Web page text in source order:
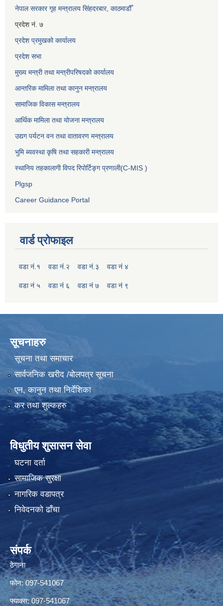
नेपाल सरकार गृह मन्त्रालय सिंहदरबार, काठमाडौँ
प्रदेश नं. ७
प्रदेश प्रमुखको कार्यालय
प्रदेश सभा
मुख्य मन्त्री तथा मन्त्रीपरिषदको कार्यालय
आन्तरिक मामिला तथा कानुन मन्त्रालय
सामाजिक विकास मन्त्रालय
आर्थिक मामिला तथा योजना मन्त्रालय
उद्यग पर्यटन वन तथा वातावरण मन्त्रालय
भुमि ब्यवस्था कृषि तथा सहकारी मन्त्रालय
स्थानिय तहकालागी विपद रिपोर्टिङ्ग प्रणाली(C-MIS )
Plgsp
Career Guidance Portal
वार्ड प्रोफाइल
वडा नं.१ वडा नं.२ वडा नं.३ वडा नं ४
वडा नं ५ वडा नं ६ वडा नं ७ वडा नं ९
सूचनाहरु
सूचना तथा समाचार
सार्वजनिक खरीद /बोलपत्र सूचना
एन, कानुन तथा निर्देशिका
कर तथा शुल्कहरु
विधुतीय शुसासन सेवा
घटना दर्ता
सामाजिक सुरक्षा
नागरिक वडापत्र
निवेदनको ढाँचा
संपर्क
ठेगाना
फोन: 097-541067
फ्याक्स: 097-541067